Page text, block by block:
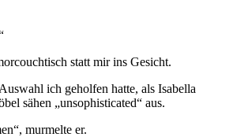
statt mir ins Gesicht.
ich geholfen hatte, als Isabella
sähen „unsophisticated“ aus.
murmelte er.